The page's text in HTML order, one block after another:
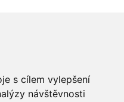
s cílem vylepšení
návštěvnosti